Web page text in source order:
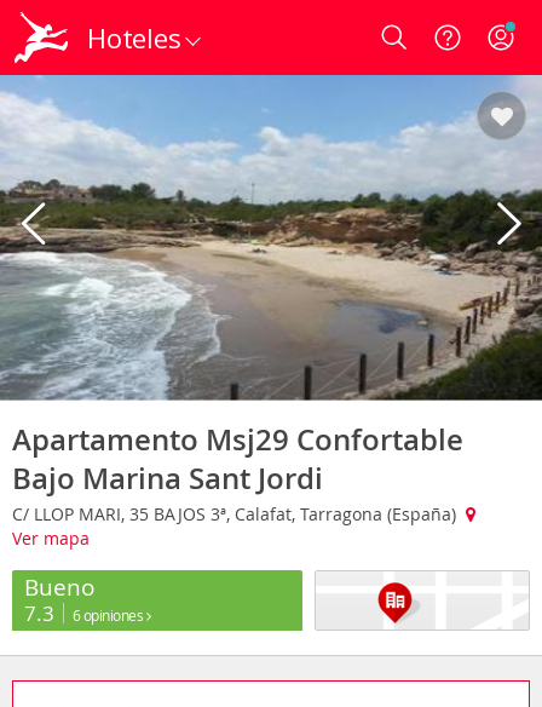
Hoteles Login
Apartamento Msj29 Confortable
Bajo Marina Sant Jordi
C/ LLOP MARI, 35 BAJOS 3ª, Calafat, Tarragona (España)
Ver mapa
Bueno
7.3 6 opiniones